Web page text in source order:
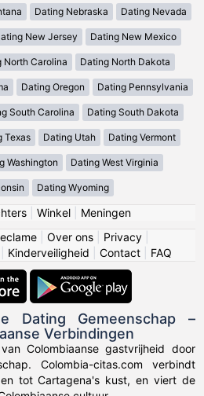
Dating Nebraska Dating Nevada
New Jersey Dating New Mexico
North Carolina Dating North Dakota
Dating Oregon Dating Pennsylvania
South Carolina Dating South Dakota
Texas Dating Utah Dating Vermont
Washington Dating West Virginia
Dating Wyoming
| Winkel| Meningen
Over ons Privacy
Kinderveiligheid Contact FAQ
Dating Gemeenschap –
Verbindingen
Colombiaanse gastvrijheid door
Colombia-citas.com verbindt
tot Cartagena's kust, en viert de